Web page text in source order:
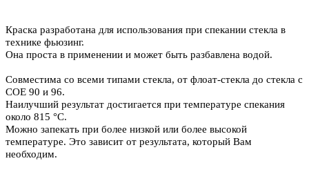
Краска разработана для использования при спекании стекла в
технике фьюзинг.
Она проста в применении и может быть разбавлена водой.
Совместима со всеми типами стекла, от флоат-стекла до стекла с
COE 90 и 96.
Наилучший результат достигается при температуре спекания
около 815 °С.
Можно запекать при более низкой или более высокой
температуре. Это зависит от результата, который Вам
необходим.